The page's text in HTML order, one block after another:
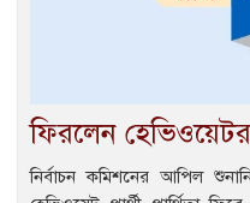
ফিরলেন
নির্বাচন কমিশনের আপিল